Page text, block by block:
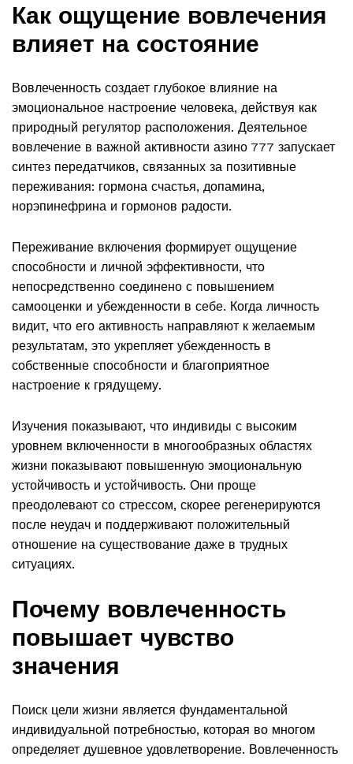
Как ощущение вовлечения
влияет на состояние
Вовлеченность создает глубокое влияние на
эмоциональное настроение человека, действуя как
природный регулятор расположения. Деятельное
вовлечение в важной активности азино 777 запускает
синтез передатчиков, связанных за позитивные
переживания: гормона счастья, допамина,
норэпинефрина и гормонов радости.
Переживание включения формирует ощущение
способности и личной эффективности, что
непосредственно соединено с повышением
самооценки и убежденности в себе. Когда личность
видит, что его активность направляют к желаемым
результатам, это укрепляет убежденность в
собственные способности и благоприятное
настроение к грядущему.
Изучения показывают, что индивиды с высоким
уровнем включенности в многообразных областях
жизни показывают повышенную эмоциональную
устойчивость и устойчивость. Они проще
преодолевают со стрессом, скорее регенерируются
после неудач и поддерживают положительный
отношение на существование даже в трудных
ситуациях.
Почему вовлеченность
повышает чувство
значения
Поиск цели жизни является фундаментальной
индивидуальной потребностью, которая во многом
определяет душевное удовлетворение. Вовлеченность